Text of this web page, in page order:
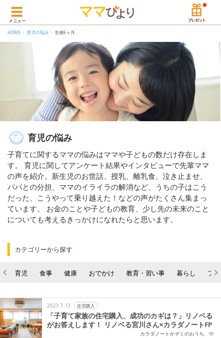
メニュー
HOME 育児の悩み 生後6ヶ月
育児の悩み
子育てに関するママの悩みはママや子どもの数だけ存在しま
す。 育児に関してアンケート結果やインタビューで先輩ママ
の声を紹介。新生児のお世話、授乳、離乳食、泣き止ませ、
パパとの分担、ママのイライラの解消など、うちの子はこう
だった、こうやって乗り越えた！などの声がたくさん集まっ
ています。 お金のことや子どもの教育、少し先の未来のこと
についても考えるきっかけになれたらと思います。
カテゴリーから探す
育児 食事 健康 おでかけ 教育・習い事 暮らし フ
2023.7.13 住宅購入
「子育て家族の住宅購入、成功のカギは？」リノベる
がお答えします！ リノベる宮川さん×カラダノートFP
カラダノートかぞくのおうち